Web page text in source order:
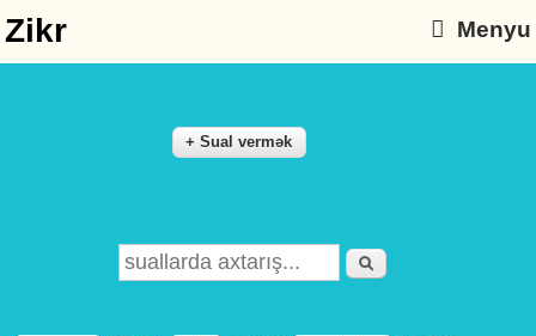
Zikr Menyu
Search form
Axtarış